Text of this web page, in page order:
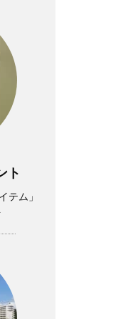
ト
テム」